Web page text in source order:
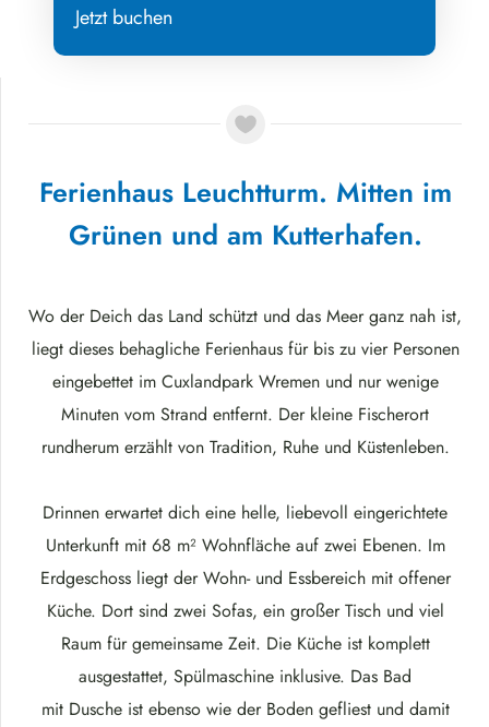
Ferienhaus Leuchtturm. Mitten im
Grünen und am Kutterhafen.
Wo der Deich das Land schützt und das Meer ganz nah ist,
liegt dieses behagliche Ferienhaus für bis zu vier Personen
eingebettet im Cuxlandpark Wremen und nur wenige
Minuten vom Strand entfernt. Der kleine Fischerort
rundherum erzählt von Tradition, Ruhe und Küstenleben.
Drinnen erwartet dich eine helle, liebevoll eingerichtete
Unterkunft mit 68 m² Wohnfläche auf zwei Ebenen. Im
Erdgeschoss liegt der Wohn- und Essbereich mit offener
Küche. Dort sind zwei Sofas, ein großer Tisch und viel
Raum für gemeinsame Zeit. Die Küche ist komplett
ausgestattet, Spülmaschine inklusive. Das Bad
mit Dusche ist ebenso wie der Boden gefliest und damit